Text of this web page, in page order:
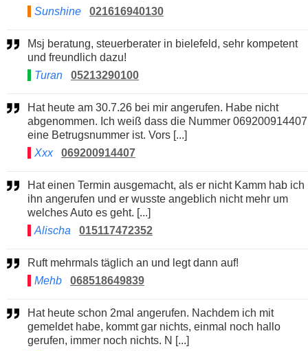
Sunshine
021616940130
Msj beratung, steuerberater in bielefeld, sehr kompetent
und freundlich dazu!
Turan
05213290100
Hat heute am 30.7.26 bei mir angerufen. Habe nicht
abgenommen. Ich weiß dass die Nummer 069200914407
eine Betrugsnummer ist. Vors [...]
Xxx
069200914407
Hat einen Termin ausgemacht, als er nicht Kamm hab ich
ihn angerufen und er wusste angeblich nicht mehr um
welches Auto es geht. [...]
Alischa
015117472352
Ruft mehrmals täglich an und legt dann auf!
Mehb
068518649839
Hat heute schon 2mal angerufen. Nachdem ich mit
gemeldet habe, kommt gar nichts, einmal noch hallo
gerufen, immer noch nichts. N [...]